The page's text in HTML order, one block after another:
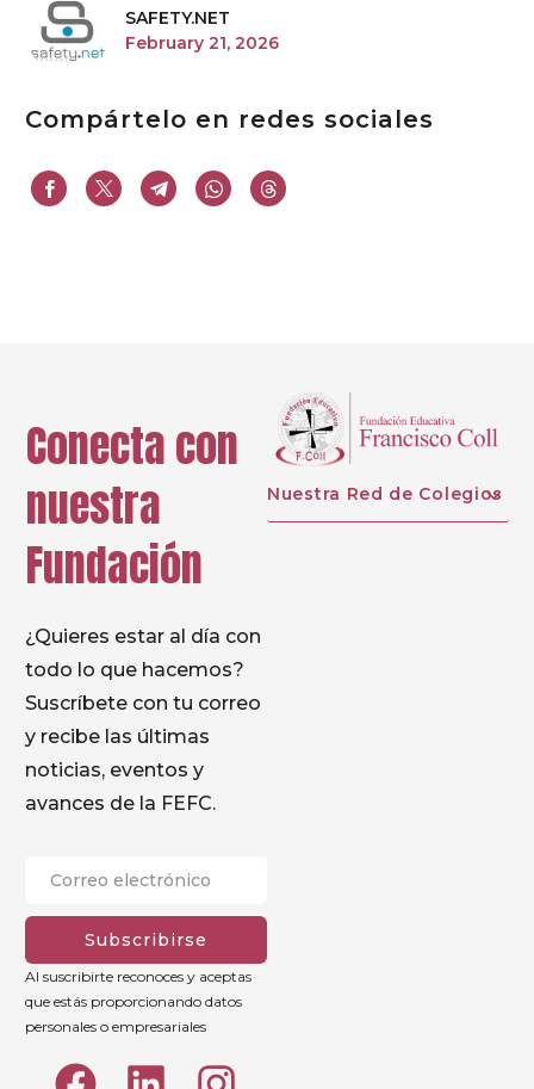
SAFETY.NET
February 21, 2026
Compártelo en redes sociales
Conecta con
nuestra
Fundación
¿Quieres estar al día con
todo lo que hacemos?
Suscríbete con tu correo
y recibe las últimas
noticias, eventos y
avances de la FEFC.
Subscribirse
Al suscribirte reconoces y aceptas
que estás proporcionando datos
personales o empresariales
Nuestra Red de Colegios